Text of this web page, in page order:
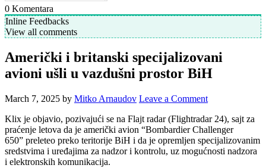
0 Komentara
Inline Feedbacks
View all comments
Američki i britanski specijalizovani
avioni ušli u vazdušni prostor BiH
March 7, 2025 by Mitko Arnaudov Leave a Comment
Klix je objavio, pozivajući se na Flajt radar (Flightradar 24), sajt za
praćenje letova da je američki avion “Bombardier Challenger
650” preleteo preko teritorije BiH i da je opremljen specijalizovanim
sredstvima i uređajima za nadzor i kontrolu, uz mogućnosti nadzora
i elektronskih komunikacija.